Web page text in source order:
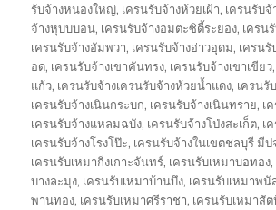
รับจ้างหนองใหญ่, เครนรับจ้างห้วยเฝ้า, เครนรับจ้
จ้างหุบบบอน, เครนรับจ้างอมตะซิตี้ระยอง, เครน
เครนรับจ้างอัมพวา, เครนรับจ้างอ่าวอุดม, เครน
อด, เครนรับจ้างเขาคันทรง, เครนรับจ้างเขาเขียว,
แก้ว, เครนรับจ้างเครนรับจ้างห้วยน้ำแดง, เครนรั
เครนรับจ้างเนินกระบก, เครนรับจ้างเนินทราย, เ
เครนรับจ้างแหลมฉบัง, เครนรับจ้างโป่งสะเก็ต, เ
เครนรับจ้างโรงโป๊ะ, เครนรับจ้างในเขตชลบุรี มีป
เครนรับเหมากิ่งเกาะจันทร์, เครนรับเหมาบ่อทอง,
บางละมุง, เครนรับเหมาบ้านบึง, เครนรับเหมาพ
พานทอง, เครนรับเหมาศรีราชา, เครนรับเหมาสั